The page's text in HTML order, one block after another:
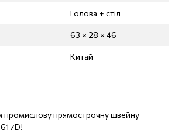
Голова + стіл
63 × 28 × 46
Китай
промислову прямострочну швейну